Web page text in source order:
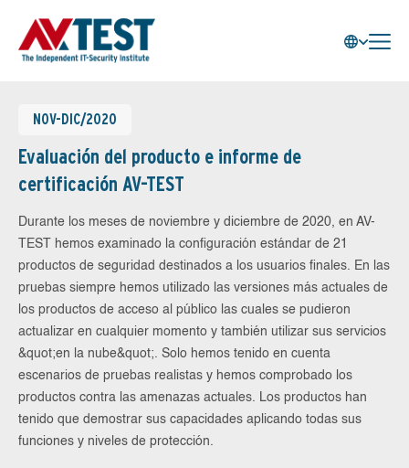
NOV-DIC/2020
Evaluación del producto e informe de
certificación AV-TEST
Durante los meses de noviembre y diciembre de 2020, en AV-
TEST hemos examinado la configuración estándar de 21
productos de seguridad destinados a los usuarios finales. En las
pruebas siempre hemos utilizado las versiones más actuales de
los productos de acceso al público las cuales se pudieron
actualizar en cualquier momento y también utilizar sus servicios
&quot;en la nube&quot;. Solo hemos tenido en cuenta
escenarios de pruebas realistas y hemos comprobado los
productos contra las amenazas actuales. Los productos han
tenido que demostrar sus capacidades aplicando todas sus
funciones y niveles de protección.